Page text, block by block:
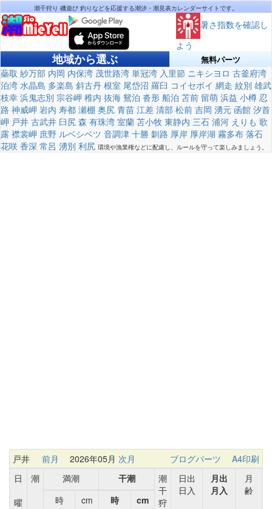
潮干狩り 磯遊び 釣りなどを応援する潮汐・潮見表カレンダーサイトです。
暑さ指数を確認し
よう
地域から選ぶ 無料パーツ
蘂取 紗万部 内岡 内保湾 茂世路湾 単冠湾 入里節 ニキシヨロ 古釜府湾
泊湾 水晶島 多楽島 斜古丹 根室 尾岱沼 羅臼 コイセボイ 網走 紋別 雄武
枝幸 浜鬼志別 宗谷岬 稚内 抜海 鴛泊 沓形 船泊 苫前 留萌 浜益 小樽 忍
路 神威岬 岩内 寿都 瀬棚 奥尻 青苗 江差 清部 松前 吉岡 湧元 函館 汐首
岬 戸井 古武井 臼尻 森 有珠湾 室蘭 苫小牧 東静内 三石 浦河 えりも 歌
露 襟裳岬 庶野 ルベシベツ 音調津 十勝 釧路 厚岸 厚岸湖 霧多布 落石
花咲 香深 常呂 湧別 利尻 環境や漁業権などに配慮し、ルールを守って楽しみましょう。
戸井 前月 2026年05月 次月 ブログパーツ
A4印刷
日
曜
潮 満潮 干潮
潮
干
狩
日出
日入
月出
月入
月
齢
時
cm 時
cm